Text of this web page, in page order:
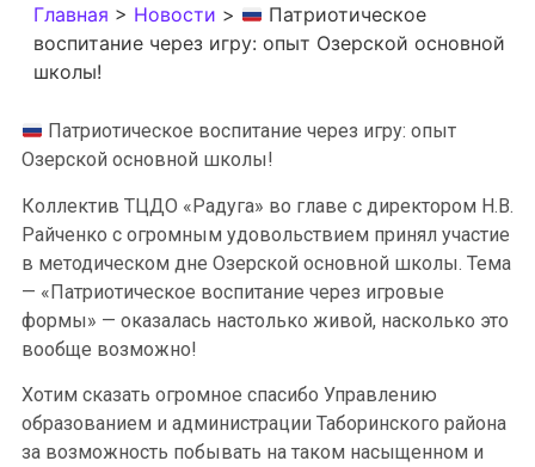
Главная > Новости >
Патриотическое
воспитание через игру: опыт Озерской основной
школы!
Патриотическое воспитание через игру: опыт
Озерской основной школы!
Коллектив ТЦДО «Радуга» во главе с директором Н.В.
Райченко с огромным удовольствием принял участие
в методическом дне Озерской основной школы. Тема
— «Патриотическое воспитание через игровые
формы» — оказалась настолько живой, насколько это
вообще возможно!
Хотим сказать огромное спасибо Управлению
образованием и администрации Таборинского района
за возможность побывать на таком насыщенном и